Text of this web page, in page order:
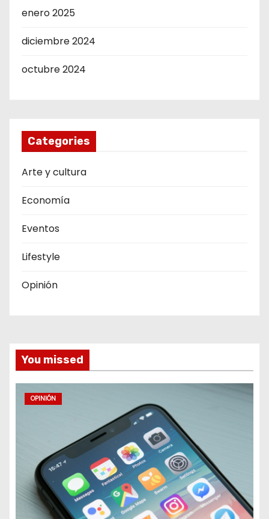
enero 2025
diciembre 2024
octubre 2024
Categories
Arte y cultura
Economía
Eventos
Lifestyle
Opinión
You missed
OPINIÓN